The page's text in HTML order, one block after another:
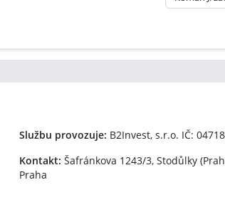
Službu provozuje: B2Invest, s.r.o. IČ:
Kontakt: Šafránkova 1243/3, Stodůlky
Praha